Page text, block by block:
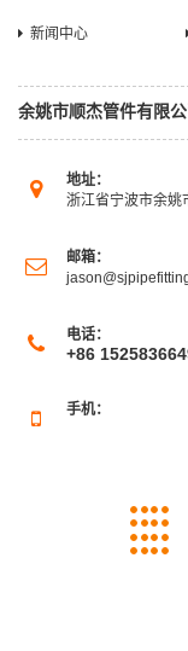
新闻中心
余姚市顺杰管件有限
地址：
浙江省宁波市余姚
邮箱：
电话：
+86
手机：